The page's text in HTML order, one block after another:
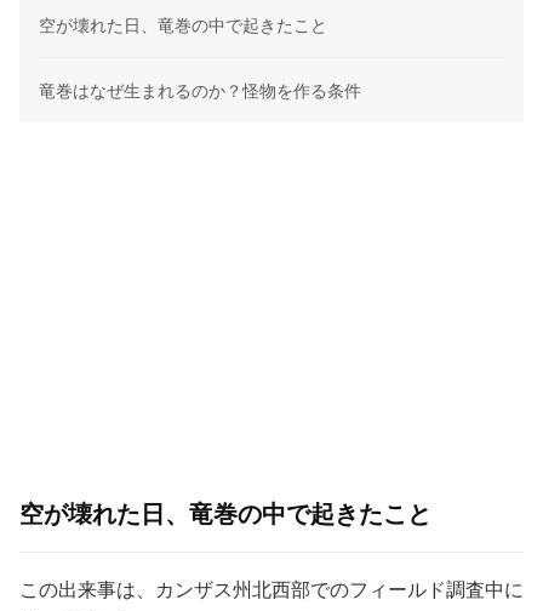
空が壊れた日、竜巻の中で起きたこと
竜巻はなぜ生まれるのか？怪物を作る条件
空が壊れた日、竜巻の中で起きたこと
この出来事は、カンザス州北西部でのフィールド調査中に